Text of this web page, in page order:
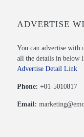
ADVERTISE
You can advertise with
all the details in below
Advertise Detail Link
Phone: +01-5010817
Email: